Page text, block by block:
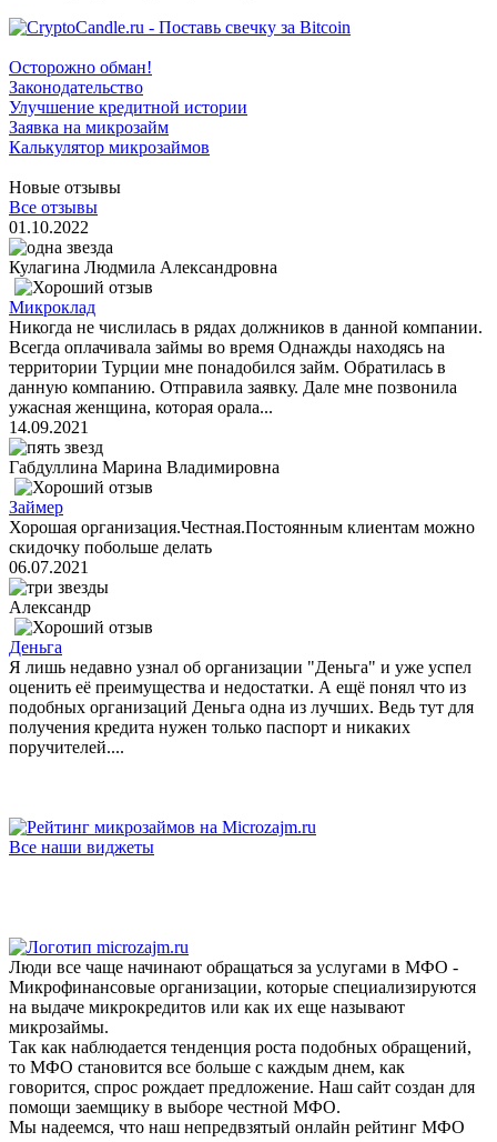
Осторожно обман!
Законодательство
Улучшение кредитной истории
Заявка на микрозайм
Калькулятор микрозаймов
Новые отзывы
Все отзывы
01.10.2022
Кулагина Людмила Александровна
Микроклад
Никогда не числилась в рядах должников в данной компании.
Всегда оплачивала займы во время Однажды находясь на
территории Турции мне понадобился займ. Обратилась в
данную компанию. Отправила заявку. Дале мне позвонила
ужасная женщина, которая орала...
14.09.2021
Габдуллина Марина Владимировна
Займер
Хорошая организация.Честная.Постоянным клиентам можно
скидочку побольше делать
06.07.2021
Александр
Деньга
Я лишь недавно узнал об организации "Деньга" и уже успел
оценить её преимущества и недостатки. А ещё понял что из
подобных организаций Деньга одна из лучших. Ведь тут для
получения кредита нужен только паспорт и никаких
поручителей....
Все наши виджеты
Люди все чаще начинают обращаться за услугами в МФО -
Микрофинансовые организации, которые специализируются
на выдаче микрокредитов или как их еще называют
микрозаймы.
Так как наблюдается тенденция роста подобных обращений,
то МФО становится все больше с каждым днем, как
говорится, спрос рождает предложение. Наш сайт создан для
помощи заемщику в выборе честной МФО.
Мы надеемся, что наш непредвзятый онлайн рейтинг МФО